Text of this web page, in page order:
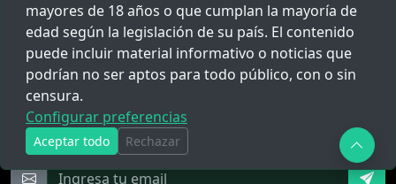
Herramientas
Reclamos
Novedades
Suscríbete para recibir noticias, ofertas y mucho más.
mayores de 18 años o que cumplan la mayoría de
edad según la legislación de su país. El contenido
puede incluir material informativo o noticias que
podrían no ser aptos para todo público, con o sin
censura.
Configurar preferencias
Aceptar todo Rechazar